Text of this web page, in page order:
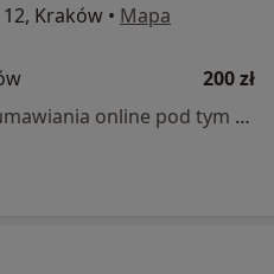
Kraków • Mapa
200 zł
Specjalista nie oferuje umawiania online pod tym adresem.